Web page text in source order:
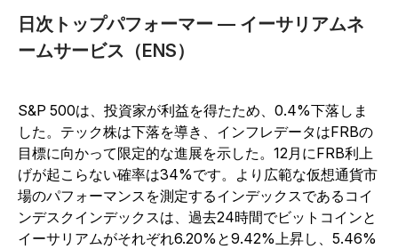
日次トップパフォーマー — イーサリアムネ
ームサービス（ENS）
S&P 500は、投資家が利益を得たため、0.4%下落しま
した。テック株は下落を導き、インフレデータはFRBの
目標に向かって限定的な進展を示した。12月にFRB利上
げが起こらない確率は34%です。より広範な仮想通貨市
場のパフォーマンスを測定するインデックスであるコイ
ンデスクインデックスは、過去24時間でビットコインと
イーサリアムがそれぞれ6.20%と9.42%上昇し、5.46%